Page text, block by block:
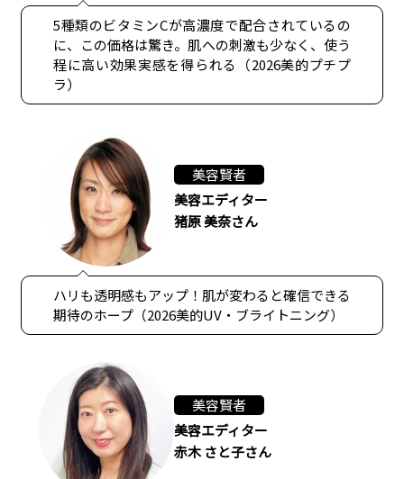
5種類のビタミンCが高濃度で配合されているの
に、この価格は驚き。肌への刺激も少なく、使う
程に高い効果実感を得られる（2026美的プチプ
ラ）
美容賢者
美容エディター
猪原 美奈さん
ハリも透明感もアップ！肌が変わると確信できる
期待のホープ（2026美的UV・ブライトニング）
美容賢者
美容エディター
赤木 さと子さん